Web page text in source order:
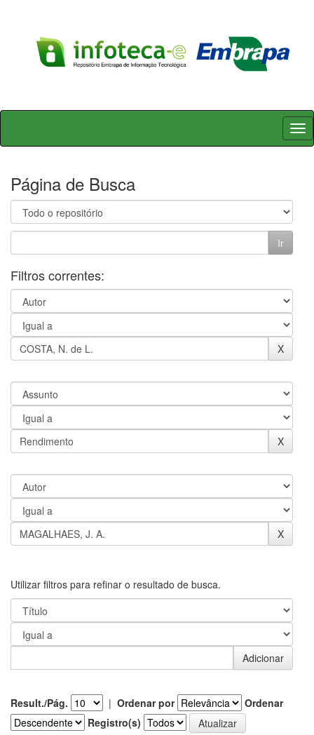
Skip
Página de Busca
Filtros correntes:
Utilizar filtros para refinar o resultado de busca.
Result./Pág. | Ordenar por
Ordenar
Registro(s)